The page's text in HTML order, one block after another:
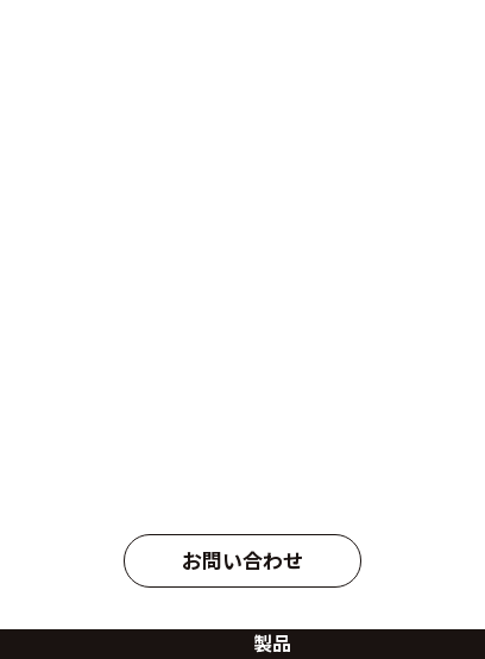
お問い合わせ
製品